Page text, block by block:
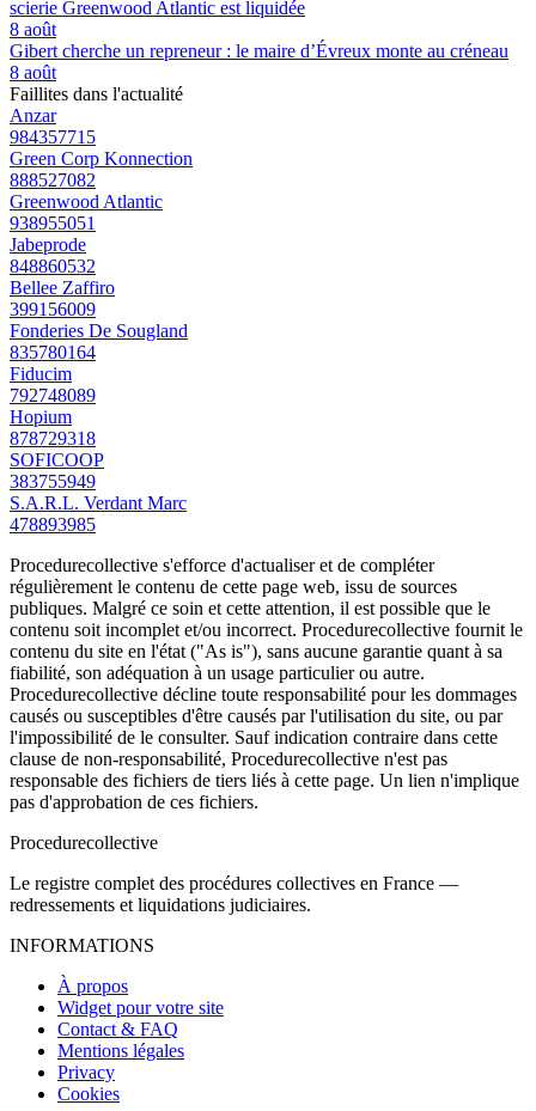
scierie Greenwood Atlantic est liquidée
8 août
Gibert cherche un repreneur : le maire d’Évreux monte au créneau
8 août
Faillites dans l'actualité
Anzar
984357715
Green Corp Konnection
888527082
Greenwood Atlantic
938955051
Jabeprode
848860532
Bellee Zaffiro
399156009
Fonderies De Sougland
835780164
Fiducim
792748089
Hopium
878729318
SOFICOOP
383755949
S.A.R.L. Verdant Marc
478893985
Procedurecollective s'efforce d'actualiser et de compléter
régulièrement le contenu de cette page web, issu de sources
publiques. Malgré ce soin et cette attention, il est possible que le
contenu soit incomplet et/ou incorrect. Procedurecollective fournit le
contenu du site en l'état ("As is"), sans aucune garantie quant à sa
fiabilité, son adéquation à un usage particulier ou autre.
Procedurecollective décline toute responsabilité pour les dommages
causés ou susceptibles d'être causés par l'utilisation du site, ou par
l'impossibilité de le consulter. Sauf indication contraire dans cette
clause de non-responsabilité, Procedurecollective n'est pas
responsable des fichiers de tiers liés à cette page. Un lien n'implique
pas d'approbation de ces fichiers.
Procedurecollective
Le registre complet des procédures collectives en France —
redressements et liquidations judiciaires.
INFORMATIONS
À propos
Widget pour votre site
Contact & FAQ
Mentions légales
Privacy
Cookies